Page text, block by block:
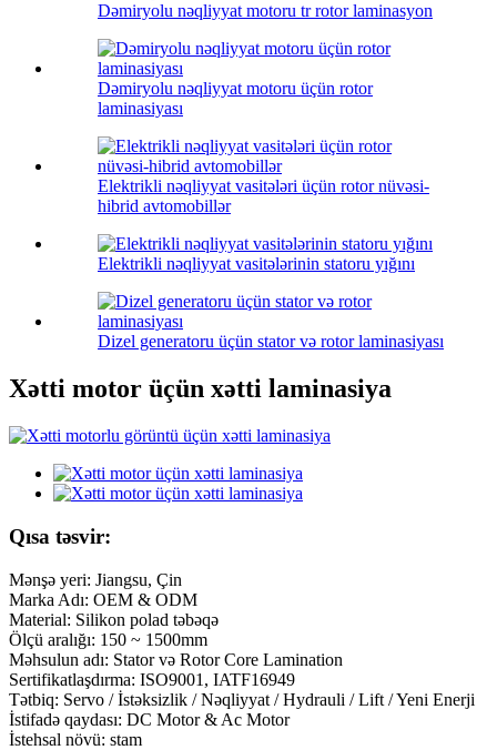
Dəmiryolu nəqliyyat motoru tr rotor laminasyon
Dəmiryolu nəqliyyat motoru üçün rotor
laminasiyası
Elektrikli nəqliyyat vasitələri üçün rotor nüvəsi-
hibrid avtomobillər
Elektrikli nəqliyyat vasitələrinin statoru yığını
Dizel generatoru üçün stator və rotor laminasiyası
Xətti motor üçün xətti laminasiya
Qısa təsvir:
Mənşə yeri: Jiangsu, Çin
Marka Adı: OEM & ODM
Material: Silikon polad təbəqə
Ölçü aralığı: 150 ~ 1500mm
Məhsulun adı: Stator və Rotor Core Lamination
Sertifikatlaşdırma: ISO9001, IATF16949
Tətbiq: Servo / İstəksizlik / Nəqliyyat / Hydrauli / Lift / Yeni Enerji
İstifadə qaydası: DC Motor & Ac Motor
İstehsal növü: stam